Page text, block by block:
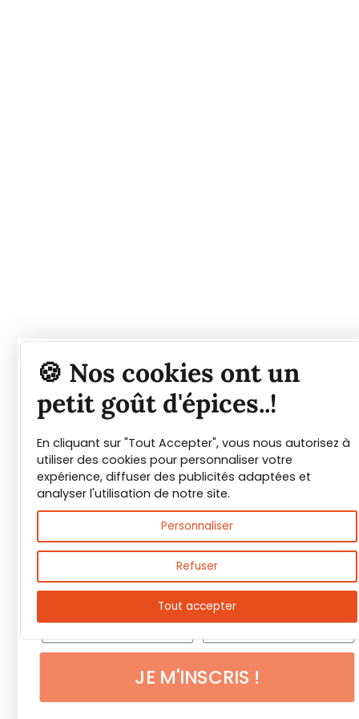
🍪 Nos cookies ont un
petit goût d'épices..!
En cliquant sur "Tout Accepter", vous nous autorisez à
utiliser des cookies pour personnaliser votre
expérience, diffuser des publicités adaptées et
analyser l'utilisation de notre site.
Personnaliser
Refuser
Tout accepter
Tout savoir sur les
épices et leurs usages
Guide PDF offert !
Inscrivez vous à notre Newsletter et
téléchargez gratuitement le guide des
épices de Max Daumin,un guide numérique
pour vous familiariser avec les épices et
leurs usages!
JE M'INSCRIS !